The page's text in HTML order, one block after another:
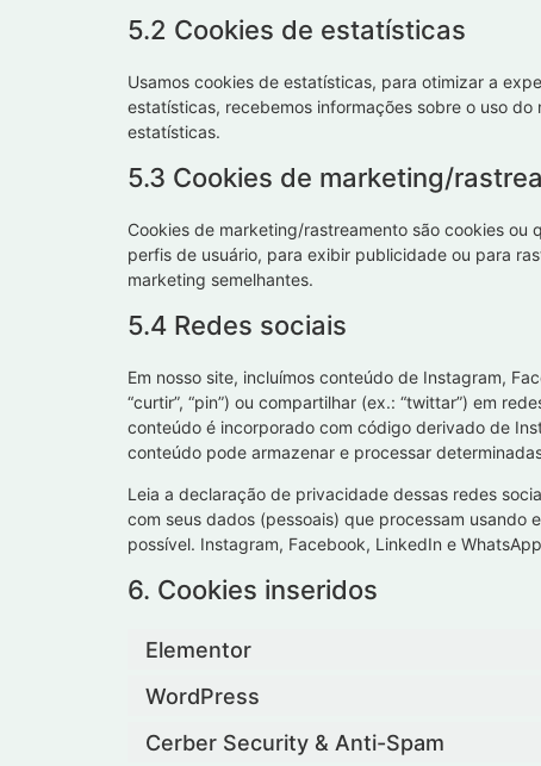
5.2 Cookies de estatísticas
Usamos cookies de estatísticas, para otimizar a
estatísticas, recebemos informações sobre o uso
estatísticas.
5.3 Cookies de marketing/
Cookies de marketing/rastreamento são cookies
perfis de usuário, para exibir publicidade ou para
marketing semelhantes.
5.4 Redes sociais
Em nosso site, incluímos conteúdo de Instagram,
“curtir”, “pin”) ou compartilhar (ex.: “twittar”) em
conteúdo é incorporado com código derivado de
conteúdo pode armazenar e processar
Leia a declaração de privacidade dessas redes
com seus dados (pessoais) que processam usando
possível. Instagram, Facebook, LinkedIn e
6. Cookies inseridos
Elementor
WordPress
Cerber Security & Anti-Spam